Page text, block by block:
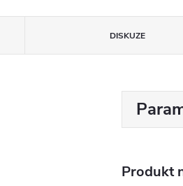
DISKUZE
Produkt